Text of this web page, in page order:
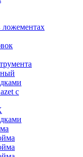
ложементах
с